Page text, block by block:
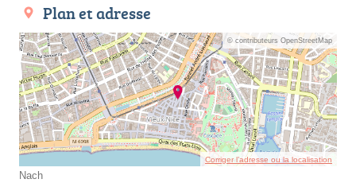
Plan et adresse
© contributeurs OpenStreetMap
Corriger l’adresse ou la localisation
Nach